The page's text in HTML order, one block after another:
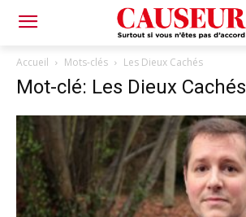
Accueil Mots-clés Les Dieux Cachés
Mot-clé: Les Dieux Cachés